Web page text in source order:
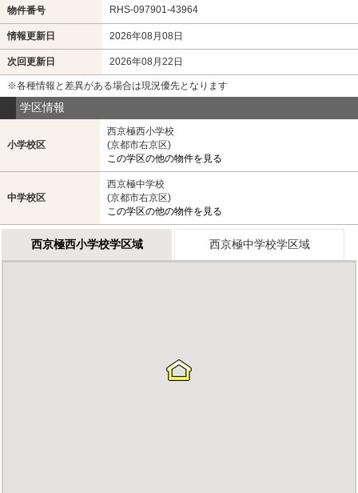
物件番号 RHS-097901-43964
情報更新日 2026年08月08日
次回更新日 2026年08月22日
※各種情報と差異がある場合は現況優先となります
学区情報
小学校区
西京極西小学校
(京都市右京区)
この学区の他の物件を見る
中学校区
西京極中学校
(京都市右京区)
この学区の他の物件を見る
西京極西小学校学区域 西京極中学校学区域